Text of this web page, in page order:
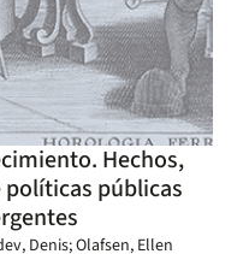
Hechos,
públicas
Denis; Olafsen, Ellen